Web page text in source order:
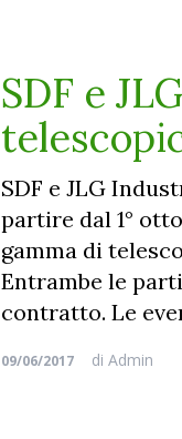
SDF e
SDF e JLG
partire dal 1°
gamma di
Entrambe le
contratto. Le
09/06/2017 di Admin